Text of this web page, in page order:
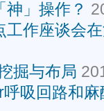
」操作？
工作座谈会
掘与布局
吸回路和